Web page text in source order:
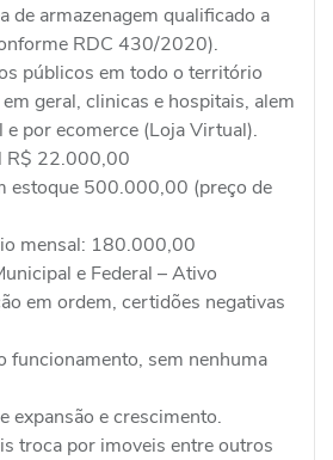
de armazenagem qualificado a
RDC 430/2020).
públicos em todo o território
geral, clinicas e hospitais, alem
por ecomerce (Loja Virtual).
R$ 22.000,00
estoque 500.000,00 (preço de
mensal: 180.000,00
e Federal – Ativo
em ordem, certidões negativas
funcionamento, sem nenhuma
expansão e crescimento.
troca por imoveis entre outros